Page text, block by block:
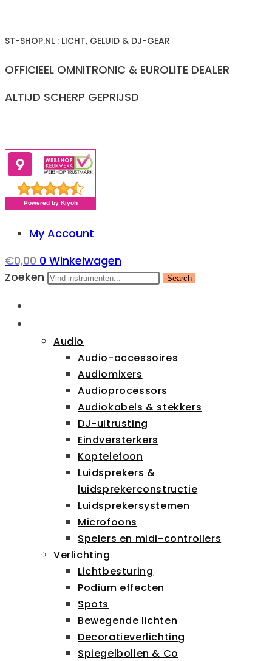
inhoud
ST-SHOP.NL : LICHT, GELUID & DJ-GEAR
OFFICIEEL OMNITRONIC & EUROLITE DEALER
ALTIJD SCHERP GEPRIJSD
My Account
€0,00 0 Winkelwagen
Zoeken
Search
Audio
Audio-accessoires
Audiomixers
Audioprocessors
Audiokabels & stekkers
DJ-uitrusting
Eindversterkers
Koptelefoon
Luidsprekers &
luidsprekerconstructie
Luidsprekersystemen
Microfoons
Spelers en midi-controllers
Verlichting
Lichtbesturing
Podium effecten
Spots
Bewegende lichten
Decoratieverlichting
Spiegelbollen & Co